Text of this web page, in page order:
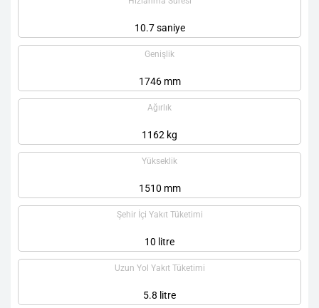
10.7 saniye
Genişlik
1746 mm
Ağırlık
1162 kg
Yükseklik
1510 mm
Şehir İçi Yakıt Tüketimi
10 litre
Uzun Yol Yakıt Tüketimi
5.8 litre